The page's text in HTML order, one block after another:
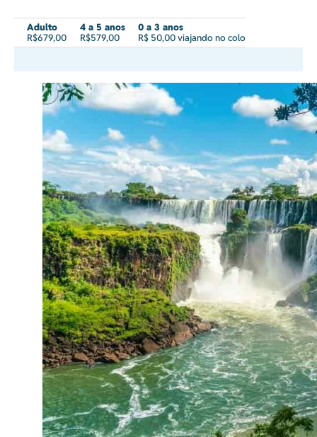
Adulto
R$679,00
4 a 5 anos
R$579,00
0 a 3 anos
R$ 50,00 viajando no colo